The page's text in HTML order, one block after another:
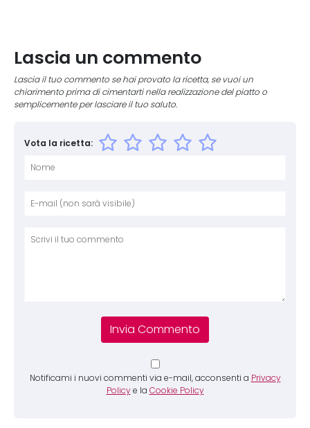
Lascia un commento
Lascia il tuo commento se hai provato la ricetta, se vuoi un
chiarimento prima di cimentarti nella realizzazione del piatto o
semplicemente per lasciare il tuo saluto.
Vota la ricetta:
Notificami i nuovi commenti via e-mail, acconsenti a Privacy
Policy e la Cookie Policy